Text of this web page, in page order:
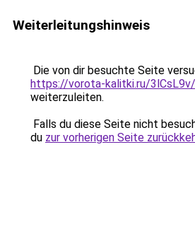
Weiterleitungshinweis
Die von dir besuchte Seite
https://vorota-kalitki.ru/
weiterzuleiten.
Falls du diese Seite nicht
du zur vorherigen Seite